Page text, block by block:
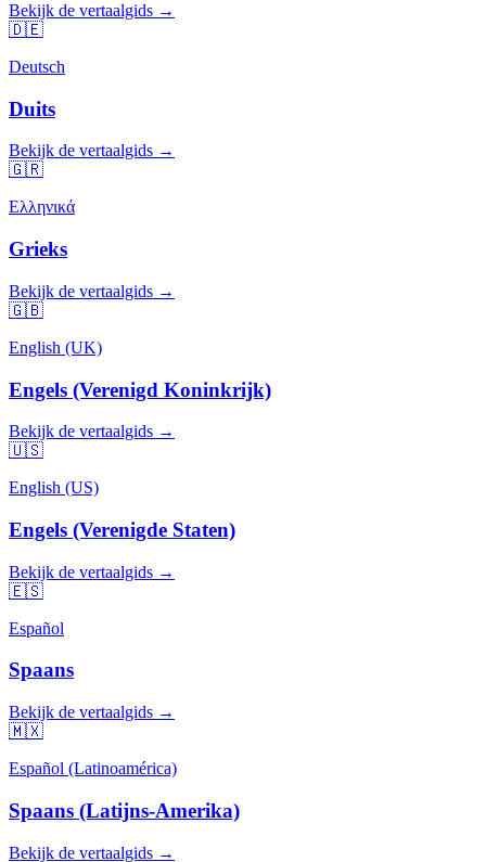
Bekijk de vertaalgids →
🇩🇪
Deutsch
Duits
Bekijk de vertaalgids →
🇬🇷
Ελληνικά
Grieks
Bekijk de vertaalgids →
🇬🇧
English (UK)
Engels (Verenigd Koninkrijk)
Bekijk de vertaalgids →
🇺🇸
English (US)
Engels (Verenigde Staten)
Bekijk de vertaalgids →
🇪🇸
Español
Spaans
Bekijk de vertaalgids →
🇲🇽
Español (Latinoamérica)
Spaans (Latijns-Amerika)
Bekijk de vertaalgids →